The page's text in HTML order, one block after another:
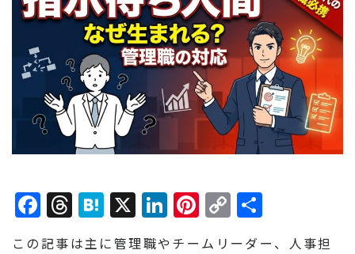
Facebook
Threads
Hatena
X LinkedIn
Pinterest
Copy
Link
この記事は主に管理職やチームリーダー、人事担